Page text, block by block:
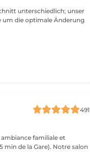
unterschiedlich; unser
um die optimale Änderung
491
familiale et
Gare). Notre salon